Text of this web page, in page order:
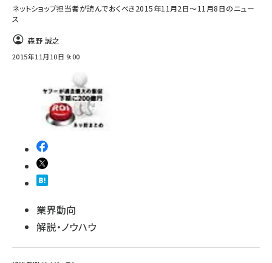
ネットショップ担当者が読んでおくべき2015年11月2日～11月8日のニュー
ス
森野 誠之
2015年11月10日 9:00
業界動向
解説・ノウハウ